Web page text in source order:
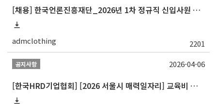
[채용] 한국언론진흥재단_2026년 1차 정규직 신입사원 채용공고 안내
admclothing 2201
공지사항
[한국HRD기업협회] [2026 서울시 매력일자리] 교육비 전액 무료 + 인턴십 연계 교육
2026-04-06